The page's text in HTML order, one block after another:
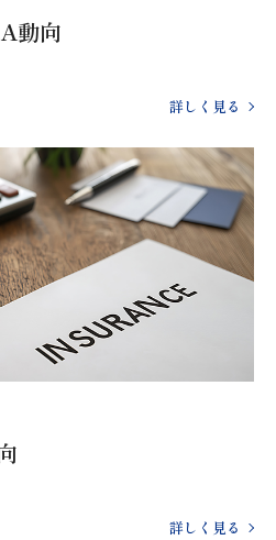
動向
詳しく見る
詳しく見る